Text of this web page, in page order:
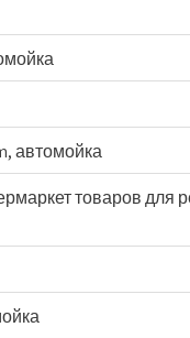
автомойка
товаров для